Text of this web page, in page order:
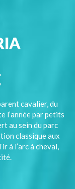
cavalier, du
l’année par petits
au sein du parc
classique aux
à l’arc à cheval,